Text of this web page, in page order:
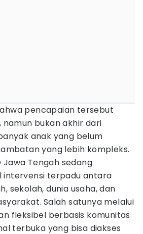
pencapaian tersebut
bukan akhir dari
anak yang belum
yang lebih kompleks.
Jawa Tengah sedang
intervensi terpadu antara
sekolah, dunia usaha, dan
Salah satunya melalui
fleksibel berbasis komunitas
terbuka yang bisa diakses